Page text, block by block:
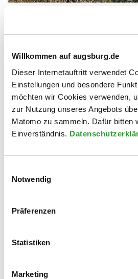
Willkommen auf augsburg.de
Dieser Internetauftritt verwendet
Einstellungen und besondere
möchten wir Cookies verwenden,
zur Nutzung unseres Angebots
Matomo zu sammeln. Dafür bitten
Einverständnis.
Notwendig
Präferenzen
Statistiken
Marketing
Spornschildkröte nahe
Nord aufgefunden
30.06.2026
mehr